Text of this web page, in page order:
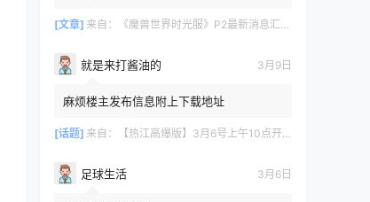
[文章] 来自： 《魔兽世界时光服》P2最新消息汇总，九大硬核干货速报
就是来打酱油的 3月9日
麻烦楼主发布信息附上下载地址
[话题] 来自： 【热江高爆版】3月6号上午10点开服
足球生活 3月6日